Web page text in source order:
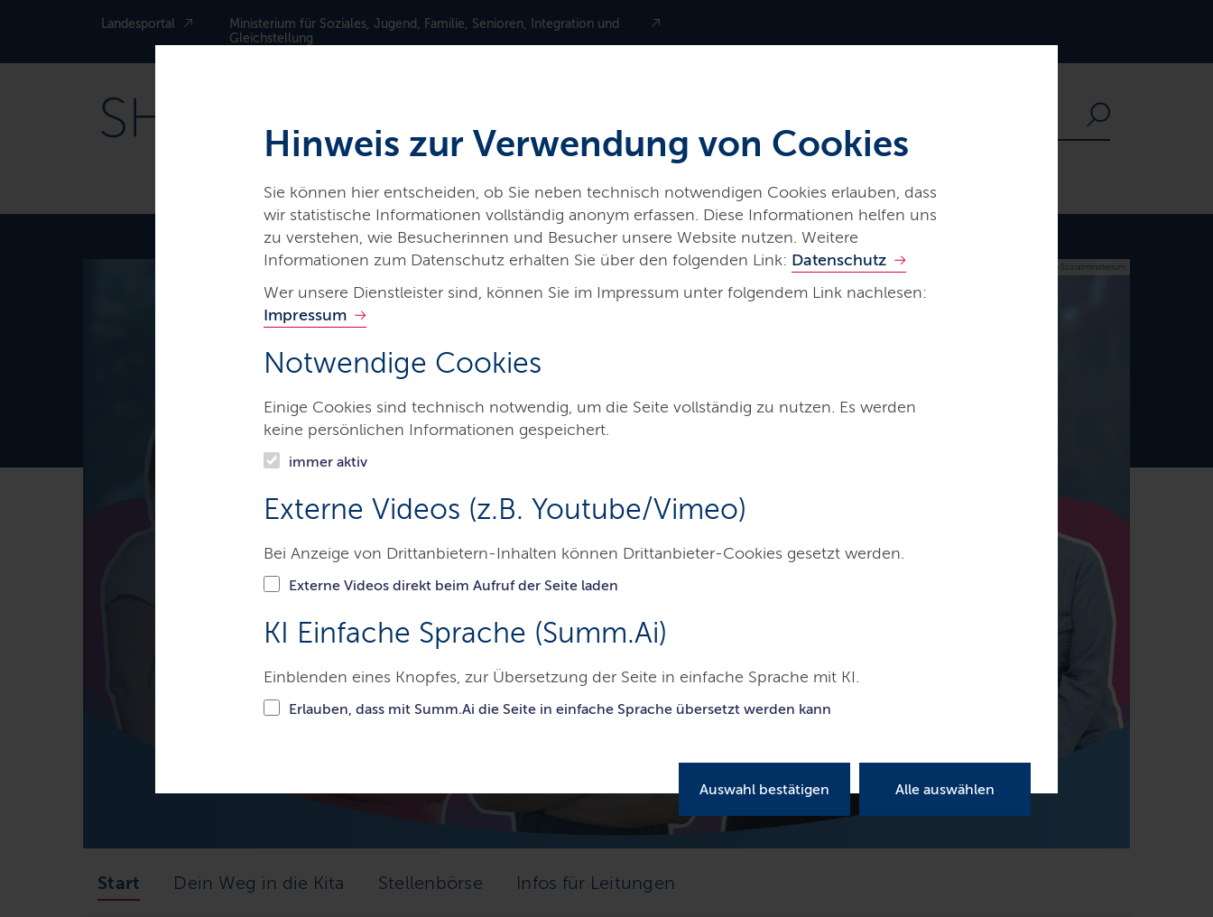
Hinweis zur Verwendung von Cookies
Sie können hier entscheiden, ob Sie neben technisch notwendigen Cookies erlauben, dass
wir statistische Informationen vollständig anonym erfassen. Diese Informationen helfen uns
zu verstehen, wie Besucherinnen und Besucher unsere Website nutzen. Weitere
Informationen zum Datenschutz erhalten Sie über den folgenden Link: Datenschutz
Wer unsere Dienstleister sind, können Sie im Impressum unter folgendem Link nachlesen:
Impressum
Notwendige Cookies
Einige Cookies sind technisch notwendig, um die Seite vollständig zu nutzen. Es werden
keine persönlichen Informationen gespeichert.
immer aktiv
Externe Videos (z.B. Youtube/Vimeo)
Bei Anzeige von Drittanbietern-Inhalten können Drittanbieter-Cookies gesetzt werden.
Externe Videos direkt beim Aufruf der Seite laden
KI Einfache Sprache (Summ.Ai)
Einblenden eines Knopfes, zur Übersetzung der Seite in einfache Sprache mit KI.
Erlauben, dass mit Summ.Ai die Seite in einfache Sprache übersetzt werden kann
Auswahl bestätigen Alle auswählen
Landesportal
Ministerium für Soziales, Jugend, Familie, Senioren, Integration und
Gleichstellung
© Sozialministerium
Start Dein Weg in die Kita Stellenbörse Infos für Leitungen